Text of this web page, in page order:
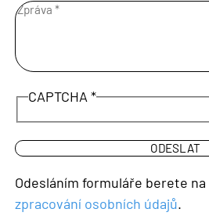
CAPTCHA
Odesláním formuláře berete
zpracování osobních údajů.